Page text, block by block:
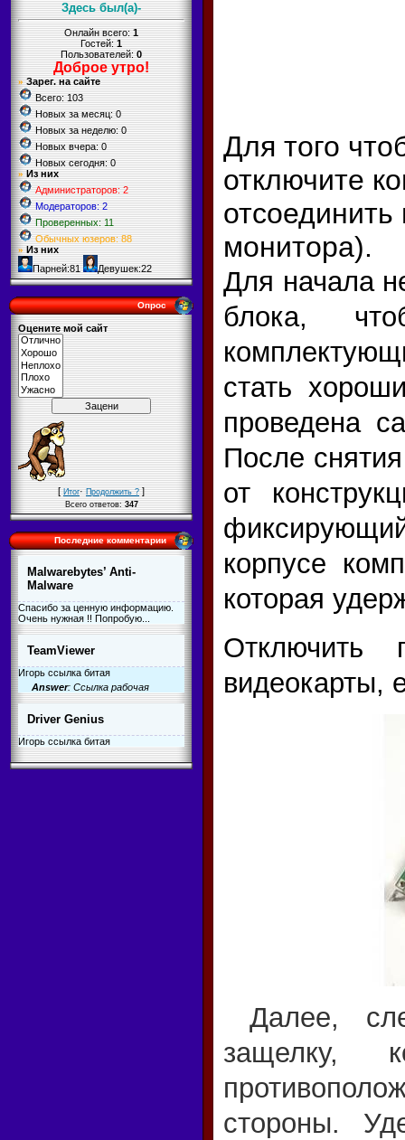
Здесь был(а)-
Онлайн всего:1
Гостей:1
Пользователей:0
Доброе утро!
» Зарег. на сайте
Всего: 103
Новых за месяц: 0
Новых за неделю: 0
Новых вчера: 0
Новых сегодня: 0
» Из них
Администраторов: 2
Модераторов: 2
Проверенных: 11
Обычных юзеров: 88
»Из них
Парней:81
Девушек:22
Опрос
Оцените мой сайт
[Итог·Продолжить ?]
Всего ответов:347
Последние комментарии
Malwarebytes’ Anti-
Malware
Спасибо за ценную информацию.
Очень нужная !! Попробую...
TeamViewer
Игорь ссылка битая
Answer: Ссылка рабочая
Driver Genius
Игорь ссылка битая
Для того
отключите
монитора).
Для начала
блока,
стать
проведена
После
от
корпусе
которая
Отключить
видеокарты,
Далее,
защелку,
стороны.